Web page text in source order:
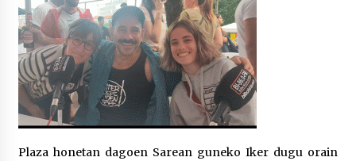
Plaza honetan dagoen Sarean guneko Iker dugu orain